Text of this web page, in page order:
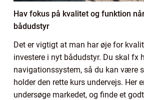
Hav fokus på kvalitet og funktion
bådudstyr
Det er vigtigt at man har øje for
investere i nyt bådudstyr. Du skal fx
navigationssystem, så du kan være
holder den rette kurs undervejs. Her
undersøge markedet, og finde et godt